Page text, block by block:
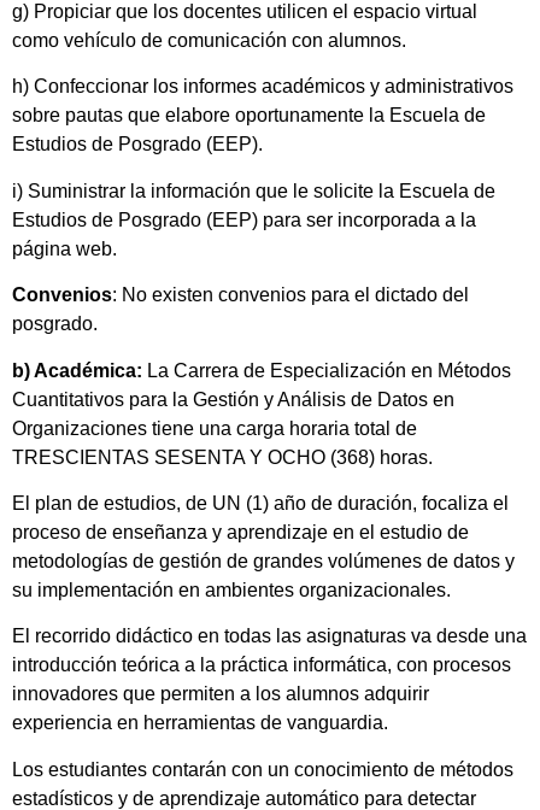
g) Propiciar que los docentes utilicen el espacio virtual
como vehículo de comunicación con alumnos.
h) Confeccionar los informes académicos y administrativos
sobre pautas que elabore oportunamente la Escuela de
Estudios de Posgrado (EEP).
i) Suministrar la información que le solicite la Escuela de
Estudios de Posgrado (EEP) para ser incorporada a la
página web.
Convenios: No existen convenios para el dictado del
posgrado.
b) Académica: La Carrera de Especialización en Métodos
Cuantitativos para la Gestión y Análisis de Datos en
Organizaciones tiene una carga horaria total de
TRESCIENTAS SESENTA Y OCHO (368) horas.
El plan de estudios, de UN (1) año de duración, focaliza el
proceso de enseñanza y aprendizaje en el estudio de
metodologías de gestión de grandes volúmenes de datos y
su implementación en ambientes organizacionales.
El recorrido didáctico en todas las asignaturas va desde una
introducción teórica a la práctica informática, con procesos
innovadores que permiten a los alumnos adquirir
experiencia en herramientas de vanguardia.
Los estudiantes contarán con un conocimiento de métodos
estadísticos y de aprendizaje automático para detectar